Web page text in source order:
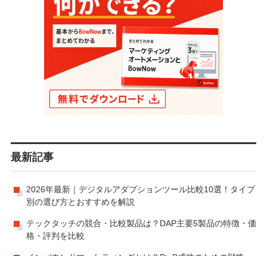
最新記事
2026年最新｜デジタルアダプションツール比較10選！タイプ
別の選び方とおすすめを解説
テックタッチの競合・比較製品は？DAP主要5製品の特徴・価
格・評判を比較